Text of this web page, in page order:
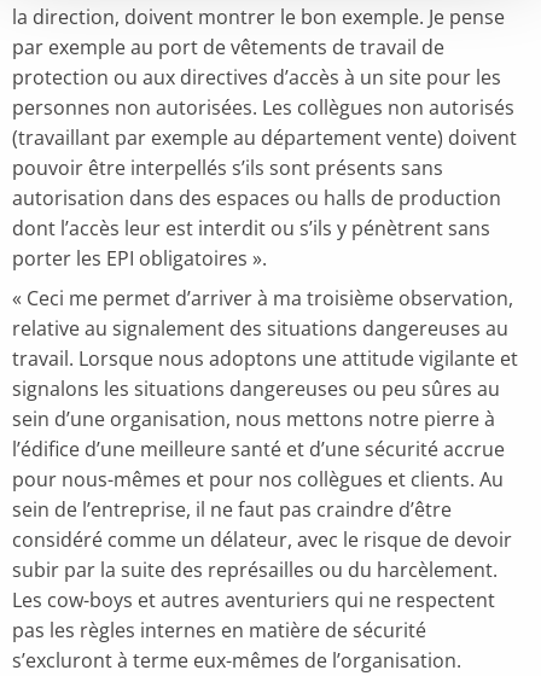
la direction, doivent montrer le bon exemple. Je pense
par exemple au port de vêtements de travail de
protection ou aux directives d’accès à un site pour les
personnes non autorisées. Les collègues non autorisés
(travaillant par exemple au département vente) doivent
pouvoir être interpellés s’ils sont présents sans
autorisation dans des espaces ou halls de production
dont l’accès leur est interdit ou s’ils y pénètrent sans
porter les EPI obligatoires ».
« Ceci me permet d’arriver à ma troisième observation,
relative au signalement des situations dangereuses au
travail. Lorsque nous adoptons une attitude vigilante et
signalons les situations dangereuses ou peu sûres au
sein d’une organisation, nous mettons notre pierre à
l’édifice d’une meilleure santé et d’une sécurité accrue
pour nous-mêmes et pour nos collègues et clients. Au
sein de l’entreprise, il ne faut pas craindre d’être
considéré comme un délateur, avec le risque de devoir
subir par la suite des représailles ou du harcèlement.
Les cow-boys et autres aventuriers qui ne respectent
pas les règles internes en matière de sécurité
s’excluront à terme eux-mêmes de l’organisation.